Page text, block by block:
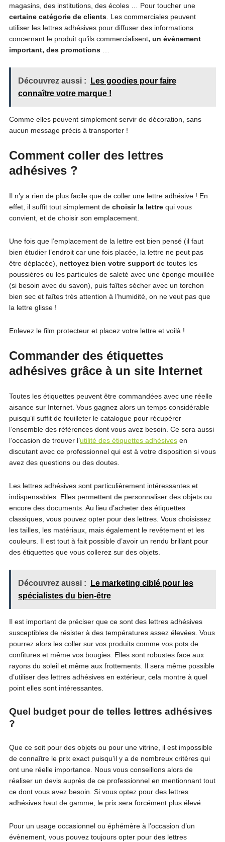
magasins, des institutions, des écoles … Pour toucher une
certaine catégorie de clients. Les commerciales peuvent
utiliser les lettres adhésives pour diffuser des informations
concernant le produit qu’ils commercialisent, un évènement
important, des promotions…
Découvrez aussi :
Les goodies pour faire
connaître votre marque !
Comme elles peuvent simplement servir de décoration, sans
aucun message précis à transporter !
Comment coller des lettres
adhésives ?
Il n’y a rien de plus facile que de coller une lettre adhésive ! En
effet, il suffit tout simplement de choisir la lettrequi vous
convient, et de choisir son emplacement.
Une fois que l’emplacement de la lettre est bien pensé (il faut
bien étudier l’endroit car une fois placée, la lettre ne peut pas
être déplacée), nettoyez bien votre supportde toutes les
poussières ou les particules de saleté avec une éponge mouillée
(si besoin avec du savon), puis faîtes sécher avec un torchon
bien sec et faîtes très attention à l’humidité, on ne veut pas que
la lettre glisse !
Enlevez le film protecteur et placez votre lettre et voilà !
Commander des étiquettes
adhésives grâce à un site Internet
Toutes les étiquettes peuvent être commandées avec une réelle
aisance sur Internet. Vous gagnez alors un temps considérable
puisqu’il suffit de feuilleter le catalogue pour récupérer
l’ensemble des références dont vous avez besoin. Ce sera aussi
l’occasion de trouver l’utilité des étiquettes adhésivesen
discutant avec ce professionnel qui est à votre disposition si vous
avez des questions ou des doutes.
Les lettres adhésives sont particulièrement intéressantes et
indispensables. Elles permettent de personnaliser des objets ou
encore des documents. Au lieu d’acheter des étiquettes
classiques, vous pouvez opter pour des lettres. Vous choisissez
les tailles, les matériaux, mais également le revêtement et les
couleurs. Il est tout à fait possible d’avoir un rendu brillant pour
des étiquettes que vous collerez sur des objets.
Découvrez aussi :
Le marketing ciblé pour les
spécialistes du bien-être
Il est important de préciser que ce sont des lettres adhésives
susceptibles de résister à des températures assez élevées. Vous
pourrez alors les coller sur vos produits comme vos pots de
confitures et même vos bougies. Elles sont robustes face aux
rayons du soleil et même aux frottements. Il sera même possible
d’utiliser des lettres adhésives en extérieur, cela montre à quel
point elles sont intéressantes.
Quel budget pour de telles lettres adhésives
?
Que ce soit pour des objets ou pour une vitrine, il est impossible
de connaître le prix exact puisqu’il y a de nombreux critères qui
ont une réelle importance. Nous vous conseillons alors de
réaliser un devis auprès de ce professionnel en mentionnant tout
ce dont vous avez besoin. Si vous optez pour des lettres
adhésives haut de gamme, le prix sera forcément plus élevé.
Pour un usage occasionnel ou éphémère à l’occasion d’un
évènement, vous pouvez toujours opter pour des lettres